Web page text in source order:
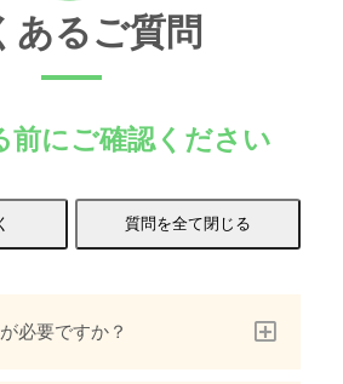
あるご質問
前にご確認ください
必要ですか？